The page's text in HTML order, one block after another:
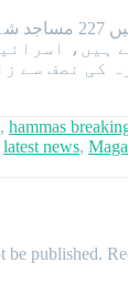
ہیں،
کی نصف سے
, hammas
latest news,
be published.